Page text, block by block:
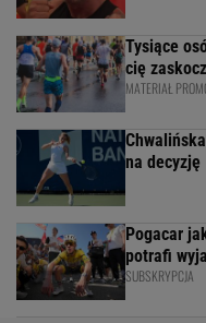
Tysiące
cię
MATERIAŁ
na decyzję
Pogacar
potrafi
SUBSKRYPCJA